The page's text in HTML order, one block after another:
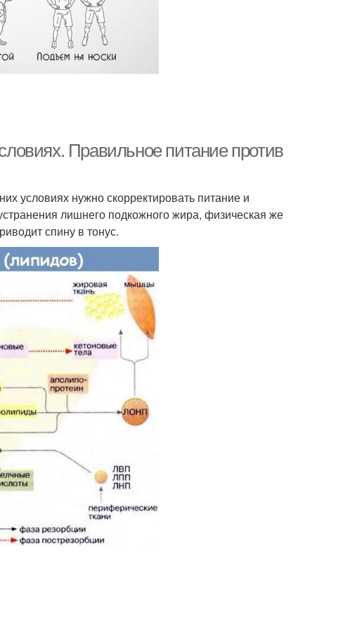
Правильное питание против
условиях нужно скорректировать питание и
лишнего подкожного жира, физическая же
спину в тонус.